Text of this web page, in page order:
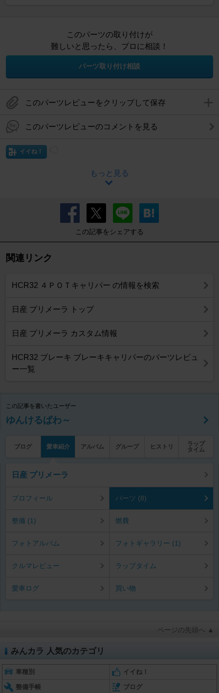
このパーツの取り付けが
難しいと思ったら、プロに相談！
パーツ取り付け相談
このパーツレビューをクリップして保存
このパーツレビューのコメントを見る
イイね！
もっと見る
この記事をシェアする
関連リンク
HCR32 ４ＰＯＴキャリパー の情報を検索
日産 プリメーラ トップ
日産 プリメーラ カスタム情報
HCR32 ブレーキ ブレーキキャリパーのパーツレビュ
ー一覧
この記事を書いたユーザー
ゆんけるぱわ～
ブログ 愛車紹介 アルバム グループ ヒストリ
ラップ
タイム
日産 プリメーラ
プロフィール パーツ (8)
整備 (1) 燃費
フォトアルバム フォトギャラリー (1)
クルマレビュー ラップタイム
愛車ログ 買い物
ページの先頭へ ▲
みんカラ 人気のカテゴリ
車種別 イイね！
整備手帳 ブログ